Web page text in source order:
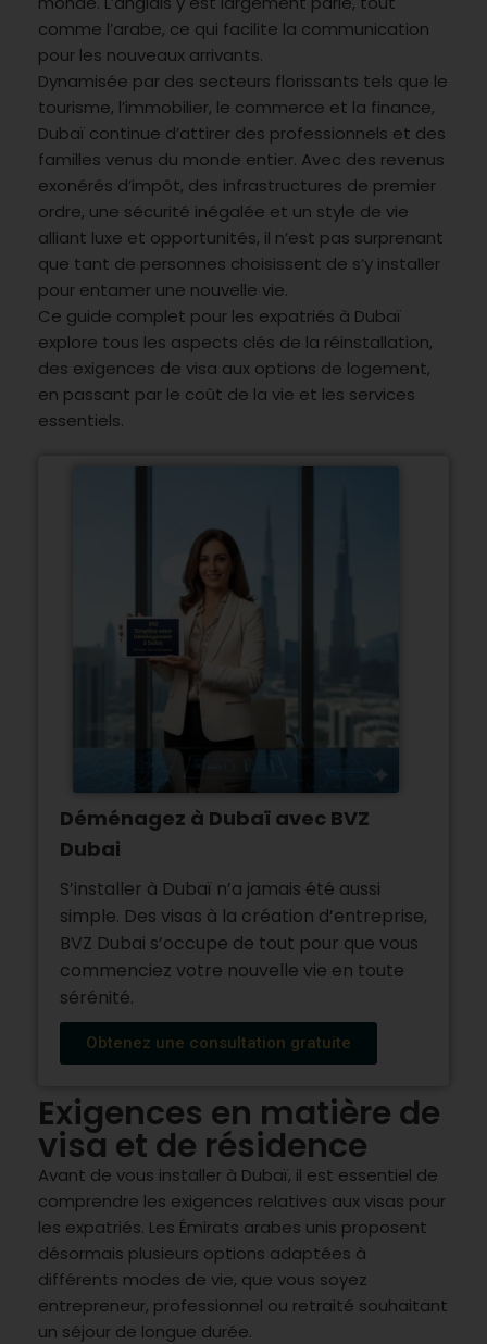
comme l’arabe, ce qui facilite la communication
pour les nouveaux arrivants.
Dynamisée par des secteurs florissants tels que le
tourisme, l’immobilier, le commerce et la finance,
Dubaï continue d’attirer des professionnels et des
familles venus du monde entier. Avec des revenus
exonérés d’impôt, des infrastructures de premier
ordre, une sécurité inégalée et un style de vie
alliant luxe et opportunités, il n’est pas surprenant
que tant de personnes choisissent de s’y installer
pour entamer une nouvelle vie.
Ce guide complet pour les expatriés à Dubaï
explore tous les aspects clés de la réinstallation,
des exigences de visa aux options de logement,
en passant par le coût de la vie et les services
essentiels.
Déménagez à Dubaï avec BVZ
Dubai
S’installer à Dubaï n’a jamais été aussi
simple. Des visas à la création d’entreprise,
BVZ Dubai s’occupe de tout pour que vous
commenciez votre nouvelle vie en toute
sérénité.
Obtenez une consultation gratuite
Exigences en matière de
visa et de résidence
Avant de vous installer à Dubaï, il est essentiel de
comprendre les exigences relatives aux visas pour
les expatriés. Les Émirats arabes unis proposent
désormais plusieurs options adaptées à
différents modes de vie, que vous soyez
entrepreneur, professionnel ou retraité souhaitant
un séjour de longue durée.